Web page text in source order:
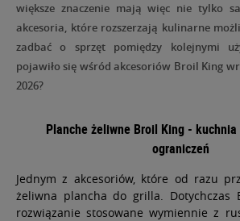
większe znaczenie mają więc nie tylko
akcesoria, które rozszerzają kulinarne
zadbać o sprzęt pomiędzy kolejnymi
pojawiło się wśród akcesoriów Broil King
2026?
Planche żeliwne Broil King -
ograniczeń
Jednym z akcesoriów, które od razu
żeliwna plancha do grilla. Dotychczas
rozwiązanie stosowane wymiennie z